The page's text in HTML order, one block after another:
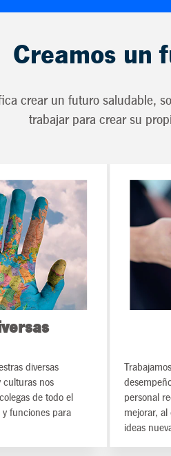
Creamos un
crear un futuro saludable,
trabajar para crear su
diversas
culturas nos
de todo el
funciones para
personal
mejorar,
ideas